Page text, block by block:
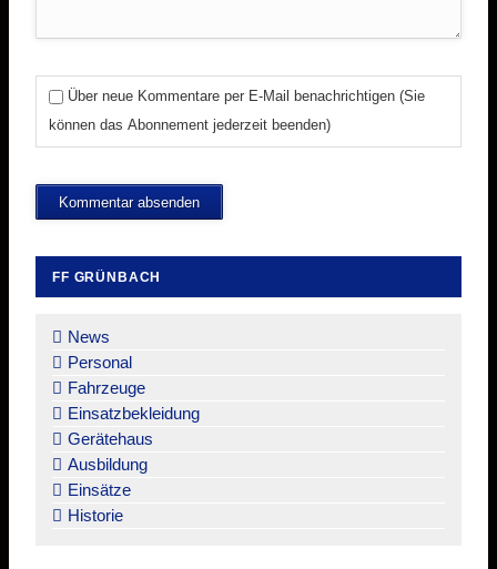
Über neue Kommentare per E-Mail benachrichtigen (Sie
können das Abonnement jederzeit beenden)
Kommentar absenden
FF GRÜNBACH
überspringen
News
Personal
Fahrzeuge
Einsatzbekleidung
Gerätehaus
Ausbildung
Einsätze
Historie